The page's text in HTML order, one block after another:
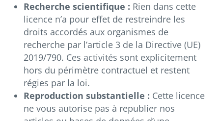
Recherche scientifique : Rien dans cette
licence n’a pour effet de restreindre les
droits accordés aux organismes de
recherche par l’article 3 de la Directive (UE)
2019/790. Ces activités sont explicitement
hors du périmètre contractuel et restent
régies par la loi.
Reproduction substantielle : Cette licence
ne vous autorise pas à republier nos